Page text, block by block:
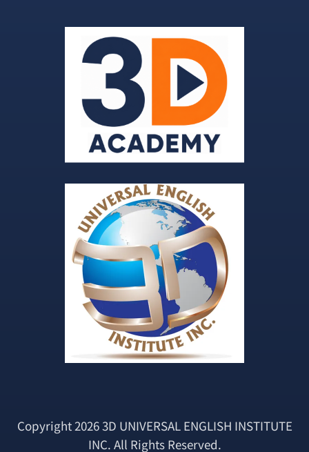
Copyright 2026 3D UNIVERSAL ENGLISH INSTITUTE
INC. All Rights Reserved.